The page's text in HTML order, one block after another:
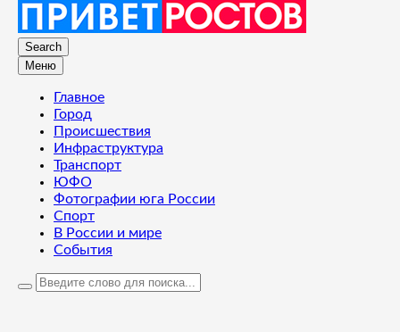
Search
Меню
Главное
Город
Происшествия
Инфраструктура
Транспорт
ЮФО
Фотографии юга России
Спорт
В России и мире
События